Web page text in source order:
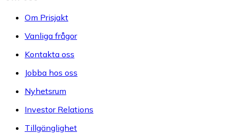
Om Prisjakt
Vanliga frågor
Kontakta oss
Jobba hos oss
Nyhetsrum
Investor Relations
Tillgänglighet